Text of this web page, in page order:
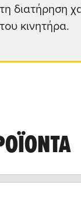
διατήρηση
κινητήρα.